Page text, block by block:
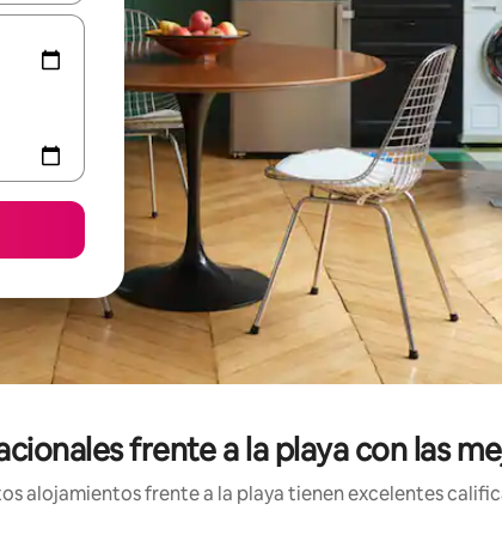
frente a la playa con las
alojamientos frente a la playa tienen excelentes